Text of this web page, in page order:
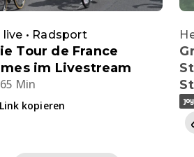
• Radsport
Tour de France
im Livestream
Min
kopieren